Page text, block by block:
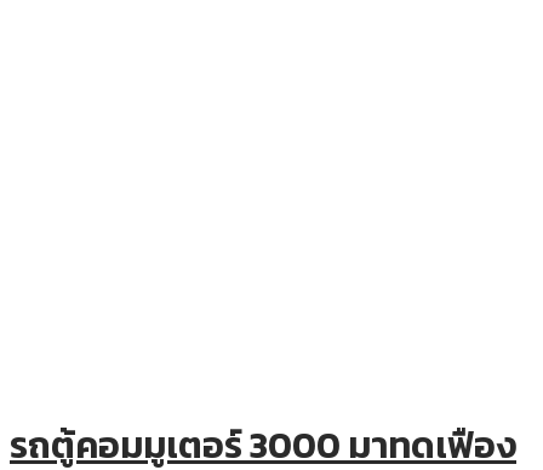
รถตู้คอมมูเตอร์ 3000 มาทดเฟือง